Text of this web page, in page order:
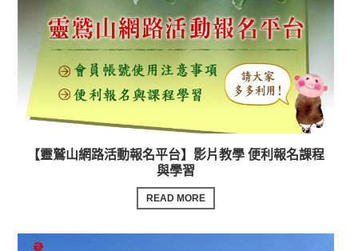
【靈鷲山網路活動報名平台】影片教學 便利報名課程
與學習
READ MORE